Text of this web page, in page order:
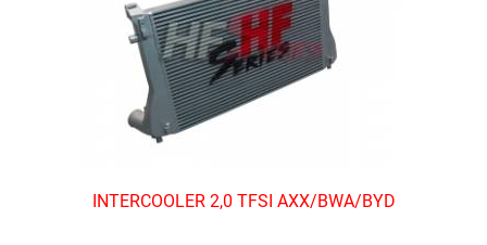
INTERCOOLER 2,0 TFSI AXX/BWA/BYD